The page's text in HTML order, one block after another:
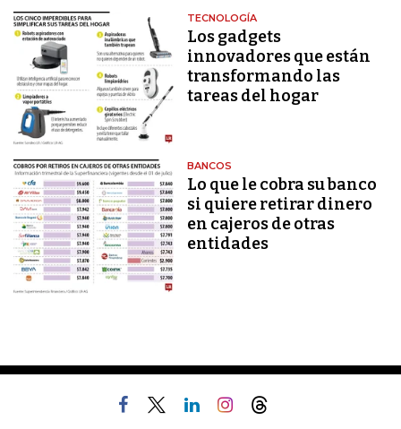
TECNOLOGÍA
Los gadgets
innovadores que están
transformando las
tareas del hogar
BANCOS
Lo que le cobra su banco
si quiere retirar dinero
en cajeros de otras
entidades